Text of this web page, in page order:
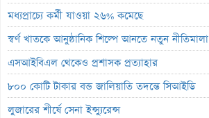
মধ্যপ্রাচ্যে কর্মী যাওয়া ২৬% কমেছে
স্বর্ণ খাতকে আনুষ্ঠানিক শিল্পে আনতে নতুন নীতিমালা
এসআইবিএল থেকেও প্রশাসক প্রত্যাহার
৮০০ কোটি টাকার বন্ড জালিয়াতি তদন্তে সিআইডি
লুজারের শীর্ষে সেনা ইন্স্যুরেন্স